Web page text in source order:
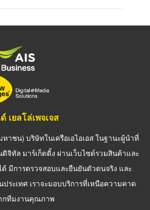
เยลโล่เพจเจส
าชน) บริษัทในเครือเอไอเอส ในฐานะผู้นำที่
ทัล มาร์เก็ตติ้ง ผ่านเว็บไซต์รวมสินค้าและ
ด้ มีการตรวจสอบและยืนยันตัวตนจริง และ
ระเทศ เราจะมอบบริการที่เหนือความคาด
กทีมงานคุณภาพ